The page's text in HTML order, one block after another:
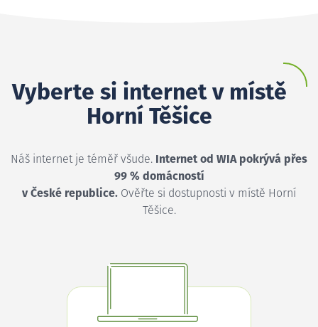
Vyberte si internet v místě
Horní Těšice
Náš internet je téměř všude. Internet od WIA pokrývá přes
99 % domácností
v České republice. Ověřte si dostupnosti v místě Horní
Těšice.